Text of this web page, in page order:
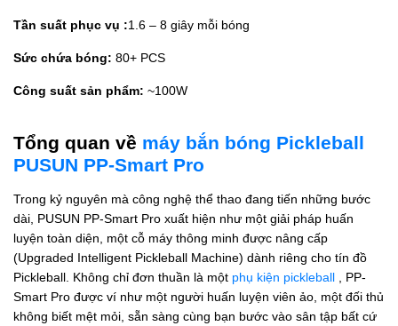
Tần suất phục vụ :1.6 – 8 giây mỗi bóng
Sức chứa bóng: 80+ PCS
Công suất sản phẩm: ~100W
Tổng quan về máy bắn bóng Pickleball
PUSUN PP-Smart Pro
Trong kỷ nguyên mà công nghệ thể thao đang tiến những bước
dài, PUSUN PP-Smart Pro xuất hiện như một giải pháp huấn
luyện toàn diện, một cỗ máy thông minh được nâng cấp
(Upgraded Intelligent Pickleball Machine) dành riêng cho tín đồ
Pickleball. Không chỉ đơn thuần là một phụ kiện pickleball , PP-
Smart Pro được ví như một người huấn luyện viên ảo, một đối thủ
không biết mệt mỏi, sẵn sàng cùng bạn bước vào sân tập bất cứ